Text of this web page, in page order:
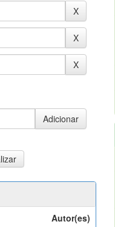
Autor(es)